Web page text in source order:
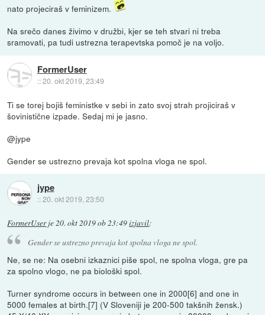
nato projeciraš v feminizem.
Na srečo danes živimo v družbi, kjer se teh stvari ni treba
sramovati, pa tudi ustrezna terapevtska pomoč je na voljo.
FormerUser
::20. okt 2019, 23:49
Ti se torej bojiš feministke v sebi in zato svoj strah projiciraš v
šovinistične izpade. Sedaj mi je jasno.
@jype
Gender se ustrezno prevaja kot spolna vloga ne spol.
jype
::20. okt 2019, 23:50
FormerUserje 20. okt 2019 ob 23:49izjavil:
Gender se ustrezno prevaja kot spolna vloga ne spol.
Ne, se ne: Na osebni izkaznici piše spol, ne spolna vloga, gre pa
za spolno vlogo, ne pa biološki spol.
Turner syndrome occurs in between one in 2000[6] and one in
5000 females at birth.[7] (V Sloveniji je 200-500 takšnih žensk.)